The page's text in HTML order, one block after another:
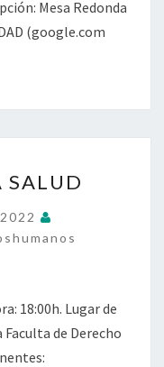
Mesa Redonda
(google.com
SALUD
18:00h. Lugar de
de Derecho